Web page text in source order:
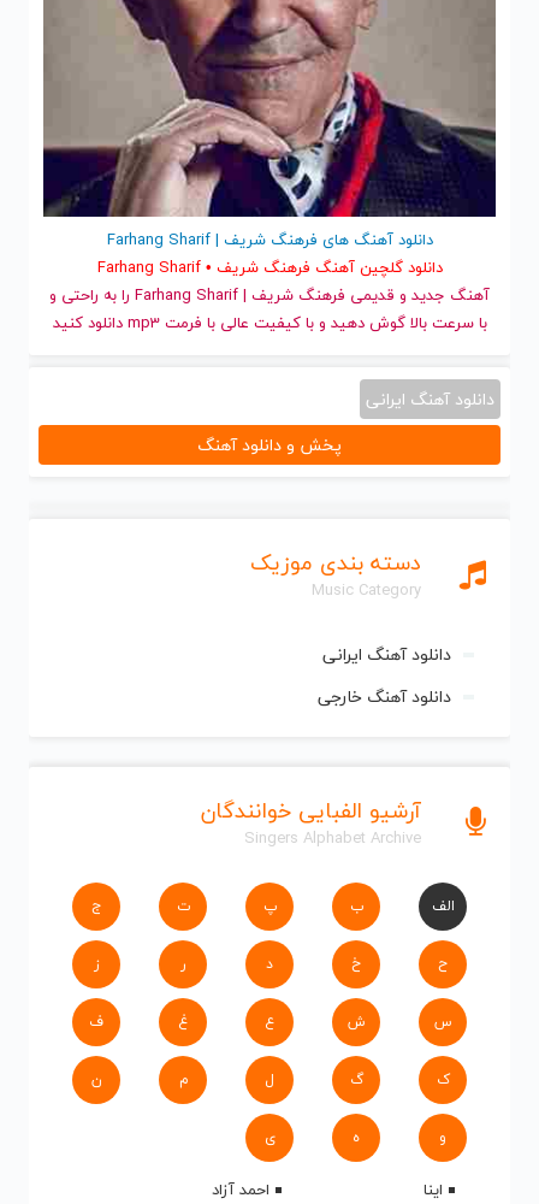
دسته بندی موزیک
Music Category
دانلود آهنگ ایرانی
دانلود آهنگ خارجی
آرشیو الفبایی خوانندگان
Singers Alphabet Archive
الف ب پ ت ج
ح خ د ر ز
س ش ع غ ف
ک گ ل م ن
و ه ی
اینا
احمد آزاد
دانلود آهنگ های فرهنگ شریف | Farhang Sharif
دانلود گلچین آهنگ فرهنگ شریف • Farhang Sharif
آهنگ جدید
و قدیمی فرهنگ شریف | Farhang Sharif را به راحتی و
با سرعت بالا گوش دهید و با کیفیت عالی با فرمت mp3 دانلود کنید
دانلود آهنگ ایرانی
پخش و دانلود آهنگ